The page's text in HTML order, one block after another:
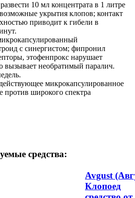
развести 10 мл концентрата в 1 литре
укрытия клопов; контакт
приводит к гибели в
с синергистом; фипронил
этофенпрокс нарушает
вызывает необратимый паралич.
микрокапсулированное
против широкого спектра
средства:
Avgust
Клопоед